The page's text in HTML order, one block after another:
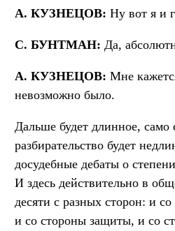
А. КУЗНЕЦОВ: Ну вот я и
С. БУНТМАН: Да,
А. КУЗНЕЦОВ: Мне
невозможно было.
Дальше будет длинное, само
разбирательство будет
досудебные дебаты о
И здесь действительно в
десяти с разных сторон: и
и со стороны защиты, и со